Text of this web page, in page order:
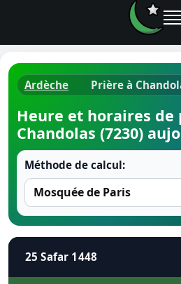
Ardèche Prière à
Heure et horaires de
Chandolas (7230)
Méthode de calcul:
25 Safar 1448